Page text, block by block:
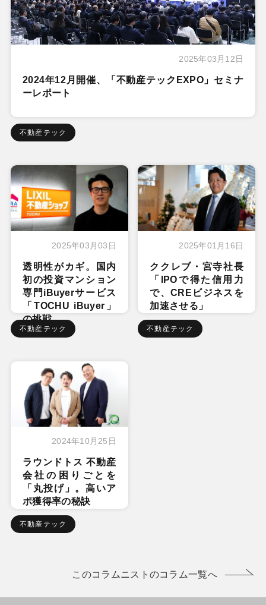
2025年03月12日
2024年12月開催、「不動産テックEXPO」セミナ
ーレポート
不動産テック
2025年03月03日
透明性がカギ。国内
初の投資マンション
専門iBuyerサービス
「TOCHU iBuyer」
の挑戦
不動産テック
2025年01月16日
ククレブ・宮寺社長
「IPOで得た信用力
で、CREビジネスを
加速させる」
不動産テック
2024年10月25日
ラウンドトス 不動産
会社の困りごとを
「丸投げ」。高いア
ポ獲得率の秘訣
不動産テック
このコラムニストのコラム一覧へ